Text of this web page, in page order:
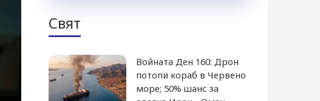
Свят
Войната Ден 160: Дрон
потопи кораб в Червено
море; 50% шанс за